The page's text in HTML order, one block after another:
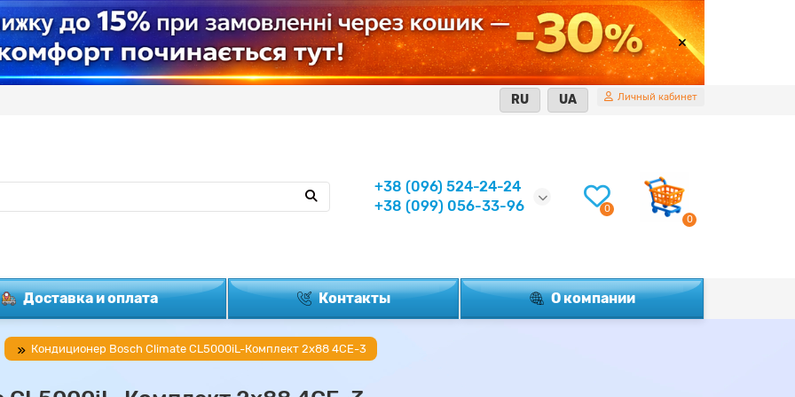
RU UA Личный кабинет
+38 (096) 524-24-24
+38 (099) 056-33-96
0
0
Доставка и оплата Контакты О компании
Кондиционер Bosch Climate CL5000iL-Комплект 2x88 4CE-3